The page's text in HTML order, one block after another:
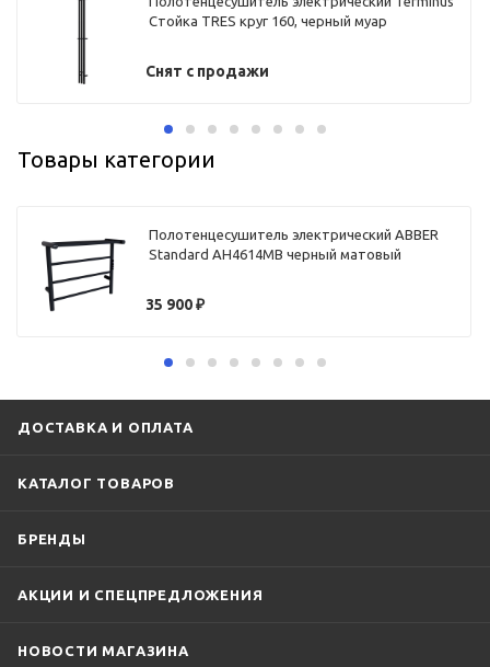
Стойка TRES круг 160, черный муар
Снят с продажи
Товары категории
Полотенцесушитель электрический ABBER
Standard AH4614MB черный матовый
35 900₽
ДОСТАВКА И ОПЛАТА
КАТАЛОГ ТОВАРОВ
БРЕНДЫ
АКЦИИ И СПЕЦПРЕДЛОЖЕНИЯ
НОВОСТИ МАГАЗИНА